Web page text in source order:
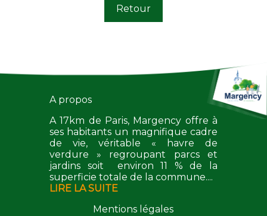
Retour
A propos
A 17km de Paris, Margency offre à
ses habitants un magnifique cadre
de vie, véritable « havre de
verdure » regroupant parcs et
jardins soit environ 11 % de la
superficie totale de la commune....
LIRE LA SUITE
Mentions légales